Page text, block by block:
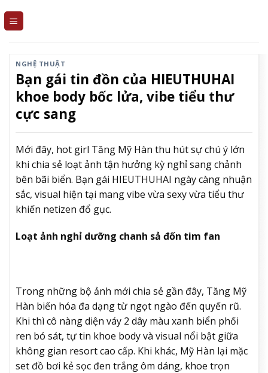
NGHỆ THUẬT
Bạn gái tin đồn của HIEUTHUHAI
khoe body bốc lửa, vibe tiểu thư
cực sang
Mới đây, hot girl Tăng Mỹ Hàn thu hút sự chú ý lớn
khi chia sẻ loạt ảnh tận hưởng kỳ nghỉ sang chảnh
bên bãi biển. Bạn gái HIEUTHUHAI ngày càng nhuận
sắc, visual hiện tại mang vibe vừa sexy vừa tiểu thư
khiến netizen đổ gục.
Loạt ảnh nghỉ dưỡng chanh sả đốn tim fan
Trong những bộ ảnh mới chia sẻ gần đây, Tăng Mỹ
Hàn biến hóa đa dạng từ ngọt ngào đến quyến rũ.
Khi thì cô nàng diện váy 2 dây màu xanh biển phối
ren bó sát, tự tin khoe body và visual nổi bật giữa
không gian resort cao cấp. Khi khác, Mỹ Hàn lại mặc
set đồ bơi kẻ sọc đen trắng ôm dáng, khoe trọn